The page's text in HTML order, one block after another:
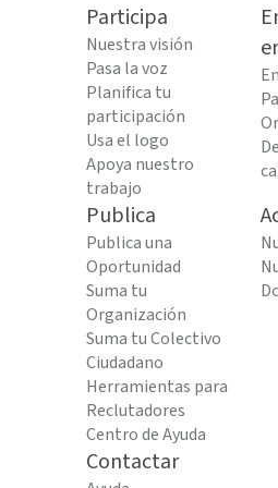
Participa
Nuestra visión
Pasa la voz
Planifica tu
participación
Usa el logo
Apoya nuestro
trabajo
Publica
Publica una
Oportunidad
Suma tu
Organización
Suma tu Colectivo
Ciudadano
Herramientas para
Reclutadores
Centro de Ayuda
Contactar